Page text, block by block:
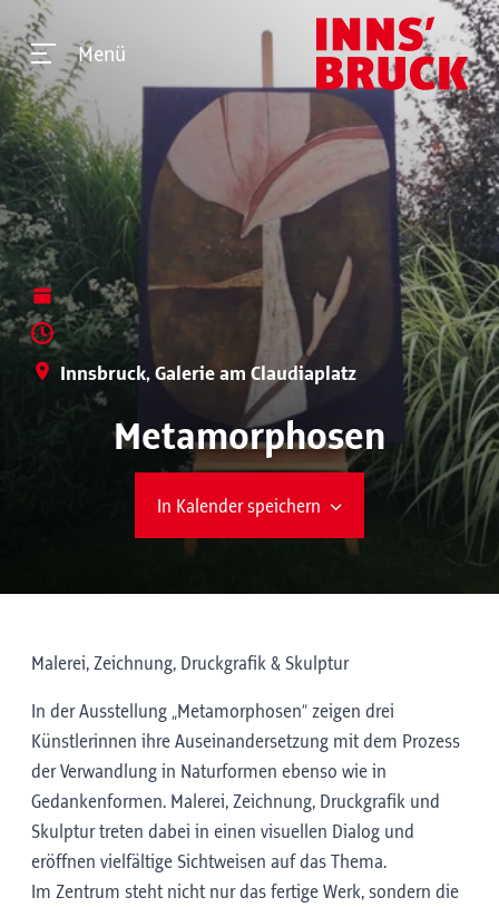
Menü
Innsbruck, Galerie am Claudiaplatz
Metamorphosen
In Kalender speichern
Malerei, Zeichnung, Druckgrafik & Skulptur
In der Ausstellung „Metamorphosen“ zeigen drei
Künstlerinnen ihre Auseinandersetzung mit dem Prozess
der Verwandlung in Naturformen ebenso wie in
Gedankenformen. Malerei, Zeichnung, Druckgrafik und
Skulptur treten dabei in einen visuellen Dialog und
eröffnen vielfältige Sichtweisen auf das Thema.
Im Zentrum steht nicht nur das fertige Werk, sondern die